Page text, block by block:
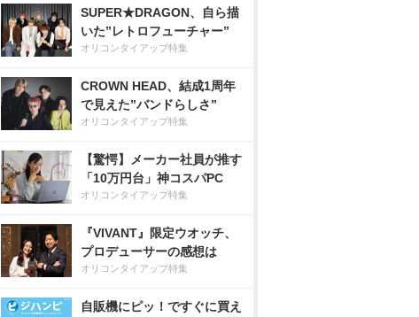
SUPER★DRAGON、自ら描
いた”レトロフューチャー”
オリコンタイアップ特集
CROWN HEAD、結成1周年
で見えた”バンドらしさ”
オリコンタイアップ特集
【驚愕】メーカー社員が推す
「10万円台」神コスパPC
オリコンタイアップ特集
『VIVANT』限定ウオッチ、
プロデューサーの感想は
オリコンタイアップ特集
自販機にピッ！ですぐに買え